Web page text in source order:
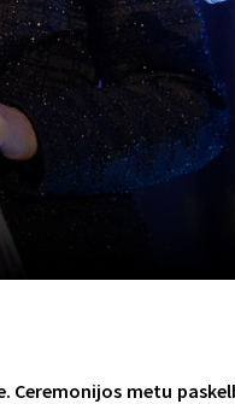
Ceremonijos metu